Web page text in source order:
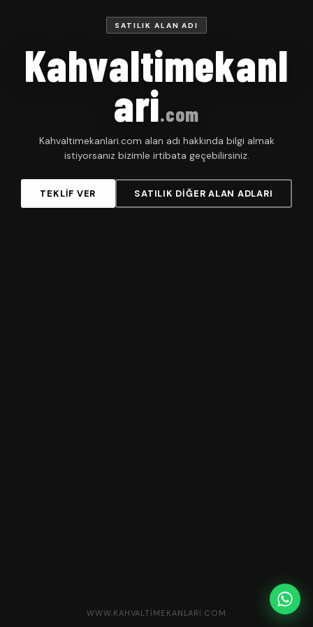
SATILIK ALAN ADI
Kahvaltimekanl
ari.com
Kahvaltimekanlari.com alan adı hakkında bilgi almak
istiyorsanız bizimle irtibata geçebilirsiniz.
TEKLIF VER SATILIK DIĞER ALAN ADLARI
WWW.KAHVALTIMEKANLARI.COM